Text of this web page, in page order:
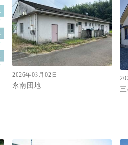
2026年03月02日
永南団地